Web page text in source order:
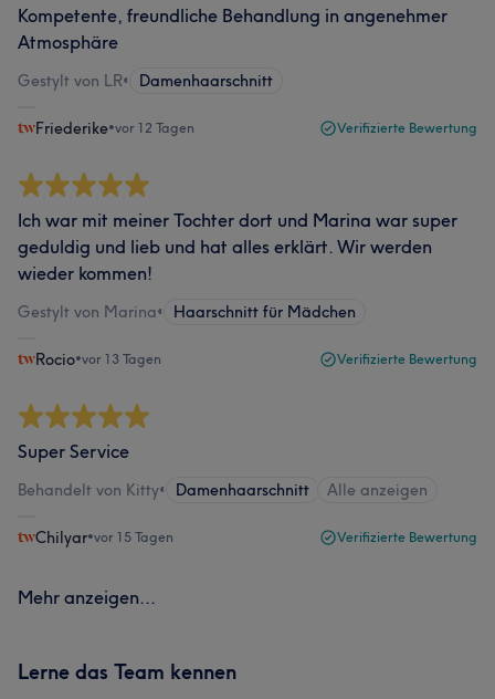
Kompetente, freundliche Behandlung in angenehmer
Atmosphäre
Gestylt von LR• Damenhaarschnitt
Friederike•vor 12 Tagen Verifizierte Bewertung
Ich war mit meiner Tochter dort und Marina war super
geduldig und lieb und hat alles erklärt. Wir werden
wieder kommen!
Gestylt von Marina• Haarschnitt für Mädchen
Rocio•vor 13 Tagen Verifizierte Bewertung
Super Service
Behandelt von Kitty• Damenhaarschnitt Alle anzeigen
Chilyar•vor 15 Tagen Verifizierte Bewertung
Mehr anzeigen...
Lerne das Team kennen